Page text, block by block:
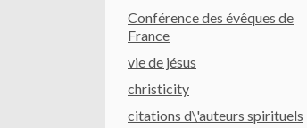
Conférence des évêques de
France
vie de jésus
christicity
citations d\'auteurs spirituels